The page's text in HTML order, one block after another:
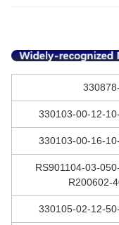
330103-00-12-
330103-00-16-
RS901104-03-
R200602-
330105-02-12-